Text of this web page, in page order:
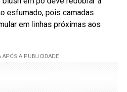
esfumado, pois camadas
em linhas próximas aos